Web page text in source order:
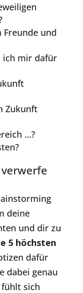
Freunde und
ich mir dafür
Zukunft
…?
deine
und dir zu
5 höchsten
dafür
dabei genau
sich